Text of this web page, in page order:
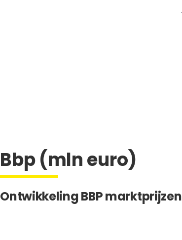
Bbp (mln euro)
Ontwikkeling BBP marktprijzen